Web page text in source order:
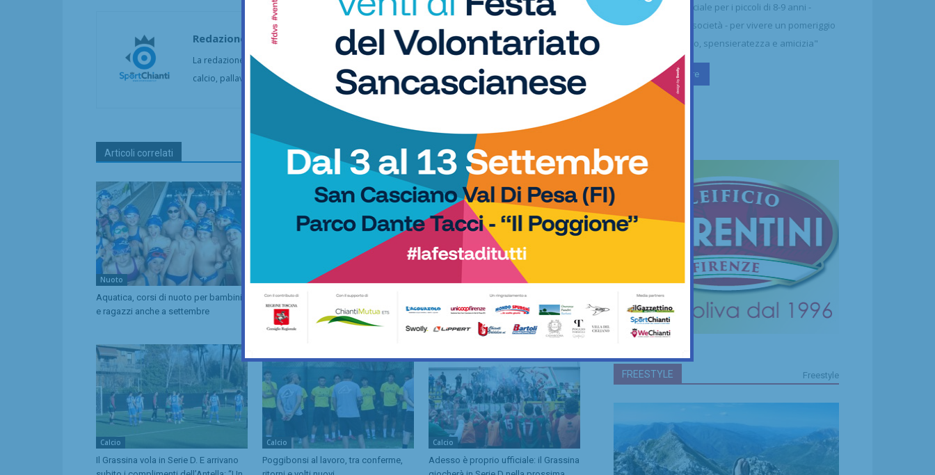
Redazione
La redazione di SportChianti dà spazio, ogni giorno, a tutti gli sport nei comuni chiantigiani:
calcio, pallavolo, basket, pallamano, baseball, karate, danza, ginnastica, ciclismo...
Articoli correlati
Nuoto
Aquatica, corsi di nuoto per bambini
e ragazzi anche a settembre
Coppa Italia di Serie D, il Grassina
comincia il 23 agosto contro la
Lucchese
Serie D, ecco i gironi 2026/27.
Grassina e San Donato Tavarnelle con
tre emiliane, una laziale e una umbra
Calcio
Il Grassina vola in Serie D. E arrivano
Calcio
Poggibonsi al lavoro, tra conferme,
Calcio
Adesso è proprio ufficiale: il Grassina
"Un'occasione speciale per i piccoli di 8-9 anni -
sottolineano dalla società - per vivere un pomeriggio
di puro divertimento, spensieratezza e amicizia"
Continua a leggere
FREESTYLE Freestyle